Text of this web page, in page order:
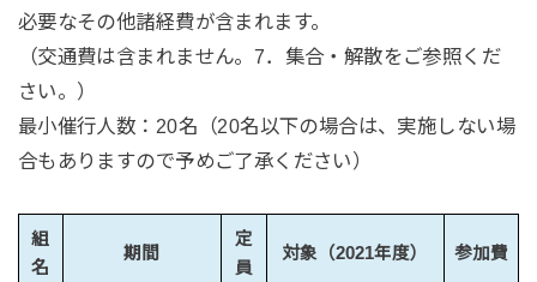
必要なその他諸経費が含まれます。
（交通費は含まれません。7．集合・解散をご参照くだ
さい。）
最小催行人数：20名（20名以下の場合は、実施しない場
合もありますので予めご了承ください）
組
名
期間
定
員
対象（2021年度） 参加費